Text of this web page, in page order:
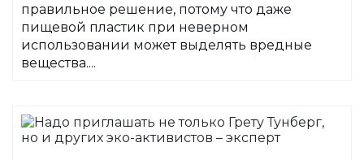
правильное решение, потому что даже
пищевой пластик при неверном
использовании может выделять вредные
вещества....